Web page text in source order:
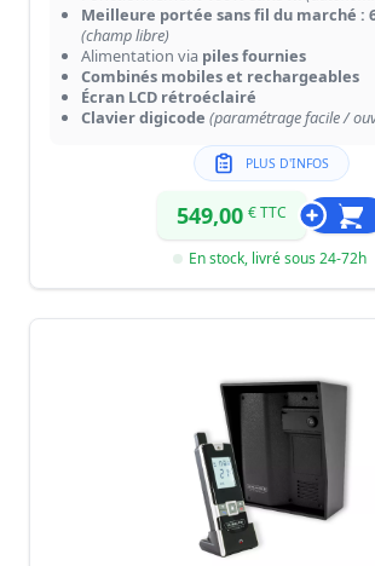
Meilleure portée sans fil du marché :
(champ libre)
Alimentation via piles fournies
Combinés mobiles et rechargeables
Écran LCD rétroéclairé
Clavier digicode (paramétrage facile /
PLUS D'INFOS
549,00 € TTC
En stock, livré sous 24-72h